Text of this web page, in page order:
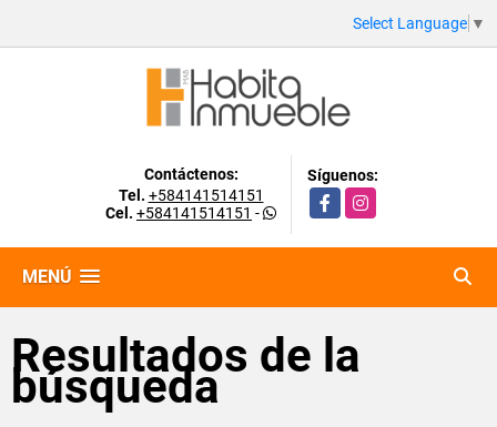
Select Language ▼
Contáctenos:
Tel. +584141514151
Cel. +584141514151 -
Síguenos:
FacebookInstagram
MENÚ
Resultados de la
búsqueda